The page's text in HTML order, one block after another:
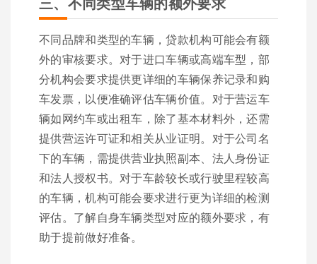
不同品牌和类型的车辆，贷款机构可能会有额
外的审核要求。对于进口车辆或高端车型，部
分机构会要求提供更详细的车辆保养记录和购
车发票，以便准确评估车辆价值。对于营运车
辆如网约车或出租车，除了基本材料外，还需
提供营运许可证和相关从业证明。对于公司名
下的车辆，需提供营业执照副本、法人身份证
和法人授权书。对于车龄较长或行驶里程较高
的车辆，机构可能会要求进行更为详细的检测
评估。了解自身车辆类型对应的额外要求，有
助于提前做好准备。